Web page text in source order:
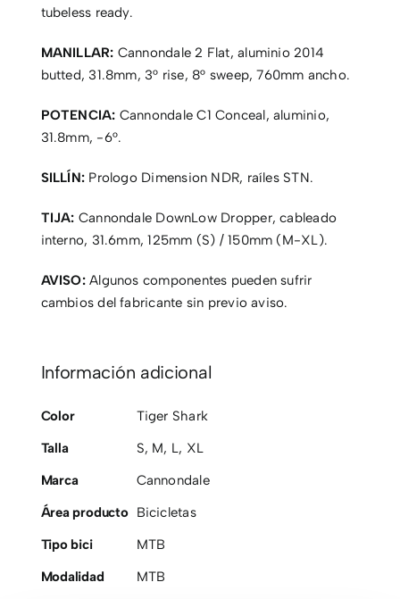
tubeless ready.
MANILLAR: Cannondale 2 Flat, aluminio 2014
butted, 31.8mm, 3° rise, 8° sweep, 760mm ancho.
POTENCIA: Cannondale C1 Conceal, aluminio,
31.8mm, -6°.
SILLÍN: Prologo Dimension NDR, raíles STN.
TIJA: Cannondale DownLow Dropper, cableado
interno, 31.6mm, 125mm (S) / 150mm (M-XL).
AVISO:Algunos componentes pueden sufrir
cambios del fabricante sin previo aviso.
Información adicional
Color
Tiger Shark
Talla
S, M, L, XL
Marca
Cannondale
Área producto Bicicletas
Tipo bici
MTB
Modalidad
MTB